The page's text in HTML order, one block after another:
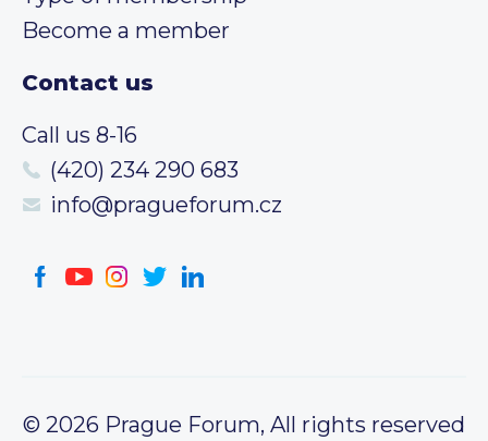
Become a member
Contact us
Call us 8-16
(420) 234 290 683
info@pragueforum.cz
© 2026 Prague Forum, All rights reserved